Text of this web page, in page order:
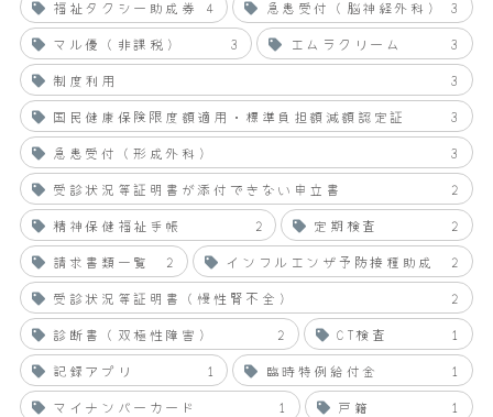
福祉タクシー助成券 4 急患受付（脳神経外科）
3
マル優（非課税）
3 エムラクリーム
3
制度利用
3
国民健康保険限度額適用・標準負担額減額認定証
3
急患受付（形成外科）
3
受診状況等証明書が添付できない申立書
2
精神保健福祉手帳
2 定期検査
2
請求書類一覧
2 インフルエンザ予防接種助成
2
受診状況等証明書（慢性腎不全）
2
診断書（双極性障害）
2 CT検査
1
記録アプリ
1 臨時特例給付金
1
マイナンバーカード
1 戸籍
1